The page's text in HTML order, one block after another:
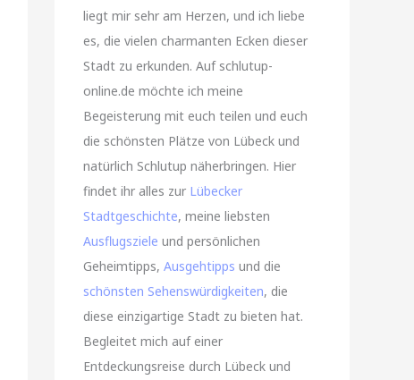
liegt mir sehr am Herzen, und ich liebe
es, die vielen charmanten Ecken dieser
Stadt zu erkunden. Auf schlutup-
online.de möchte ich meine
Begeisterung mit euch teilen und euch
die schönsten Plätze von Lübeck und
natürlich Schlutup näherbringen. Hier
findet ihr alles zur Lübecker
Stadtgeschichte, meine liebsten
Ausflugsziele und persönlichen
Geheimtipps, Ausgehtipps und die
schönsten Sehenswürdigkeiten, die
diese einzigartige Stadt zu bieten hat.
Begleitet mich auf einer
Entdeckungsreise durch Lübeck und